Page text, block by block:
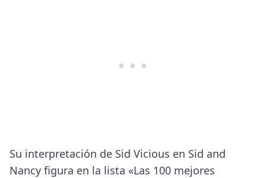
Su interpretación de Sid Vicious en Sid and
Nancy figura en la lista «Las 100 mejores